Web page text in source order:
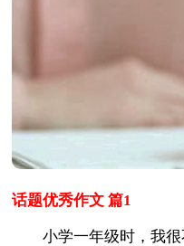
话题优秀作文 篇1
小学一年级时，我很